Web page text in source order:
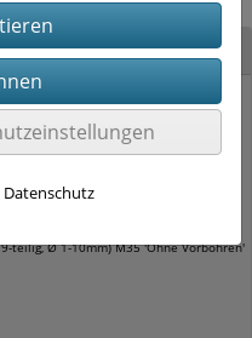
4-schneider (5-teilig, Ø 5-10mm)
teilig, Ø 1-10mm) M35 'Ohne Vorbohren'
Datenschutz